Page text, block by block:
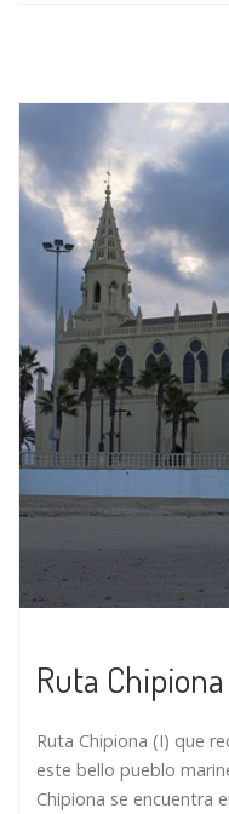
Ruta
Ruta Chipiona (I) que
este bello pueblo
Chipiona se encuentra